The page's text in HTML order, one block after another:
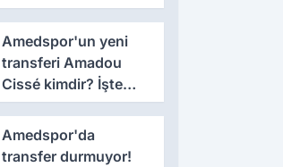
Lumbardh Dellova ile
3 yıllık imza
Amedspor'un yeni
transferi Amadou
Cissé kimdir? İşte
kariyeri ve forma
giydiği takımlar
Amedspor'da
transfer durmuyor!